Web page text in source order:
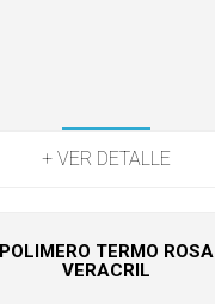
+ VER DETALLE
TERMO ROSA
VERACRIL